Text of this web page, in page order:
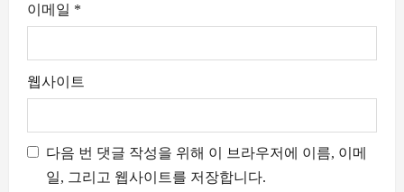
이메일 *
웹사이트
다음 번 댓글 작성을 위해 이 브라우저에 이름, 이메
일, 그리고 웹사이트를 저장합니다.